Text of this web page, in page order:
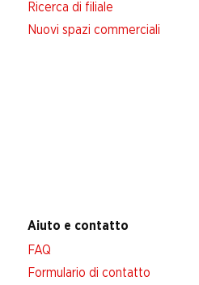
Ricerca di filiale
Nuovi spazi commerciali
Aiuto e contatto
FAQ
Formulario di contatto